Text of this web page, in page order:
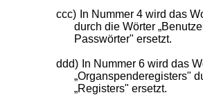
ccc) In Nummer 4 wird das
durch die Wörter
Passwörter" ersetzt.
ddd) In Nummer 6 wird das
„Organspenderegisters"
„Registers" ersetzt.